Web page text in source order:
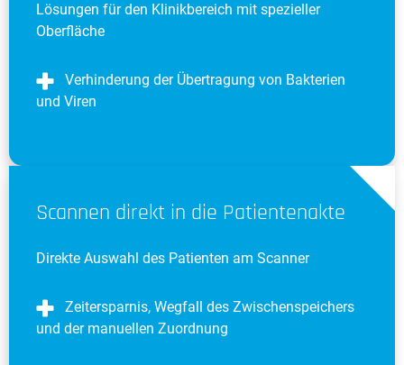
Lösungen für den Klinikbereich mit spezieller
Oberfläche
Verhinderung der Übertragung von Bakterien
und Viren
Scannen direkt in die Patientenakte
Direkte Auswahl des Patienten am Scanner
Zeitersparnis, Wegfall des Zwischenspeichers
und der manuellen Zuordnung